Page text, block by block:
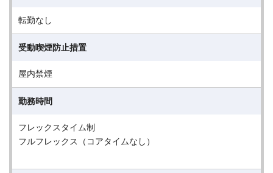
転勤なし
受動喫煙防止措置
屋内禁煙
勤務時間
フレックスタイム制
フルフレックス（コアタイムなし）